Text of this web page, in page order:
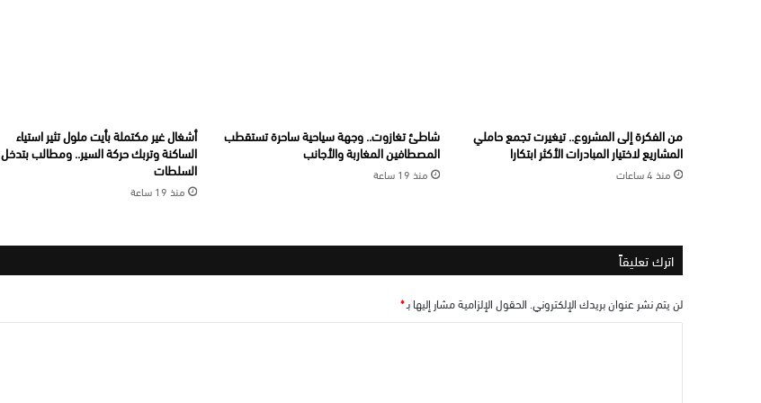
من الفكرة إلى المشروع.. تيغيرت تجمع حاملي
المشاريع لاختيار المبادرات الأكثر ابتكارا
منذ 4 ساعات
شاطئ تغازوت.. وجهة سياحية ساحرة تستقطب
المصطافين المغاربة والأجانب
منذ 19 ساعة
أشغال غير مكتملة بأيت ملول تثير استياء
الساكنة وتربك حركة السير.. ومطالب بتدخل
السلطات
منذ 19 ساعة
اترك تعليقاً
لن يتم نشر عنوان بريدك الإلكتروني. الحقول الإلزامية مشار إليها بـ*